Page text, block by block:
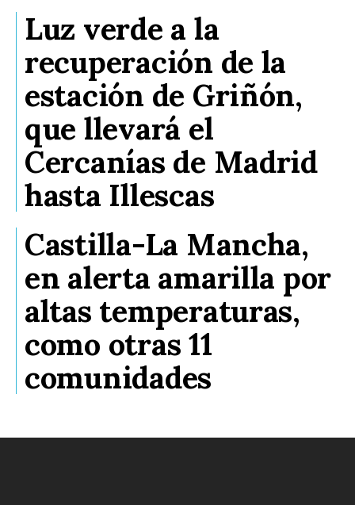
Luz verde a la
recuperación de la
estación de Griñón,
que llevará el
Cercanías de Madrid
hasta Illescas
Castilla-La Mancha,
en alerta amarilla por
altas temperaturas,
como otras 11
comunidades